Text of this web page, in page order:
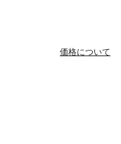
価格について